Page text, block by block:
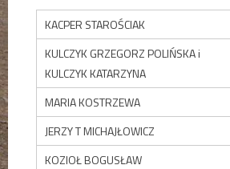
KACPER STAROŚCIAK
KULCZYK GRZEGORZ POLIŃSKA i
KULCZYK KATARZYNA
MARIA KOSTRZEWA
JERZY T MICHAJŁOWICZ
KOZIOŁ BOGUSŁAW